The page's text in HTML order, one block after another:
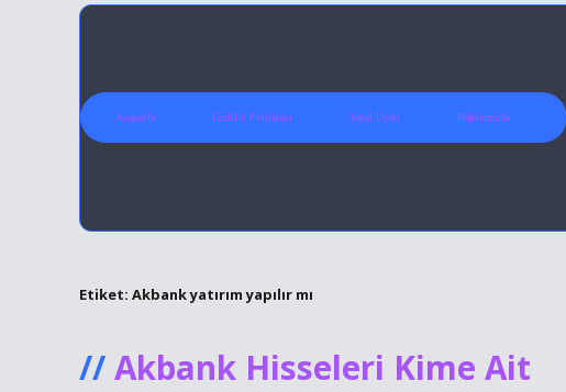
Anasayfa Gizlilik Politikası Yasal Uyarı Hakkımızda
Etiket: Akbank yatırım yapılır mı
Akbank Hisseleri Kime Ait